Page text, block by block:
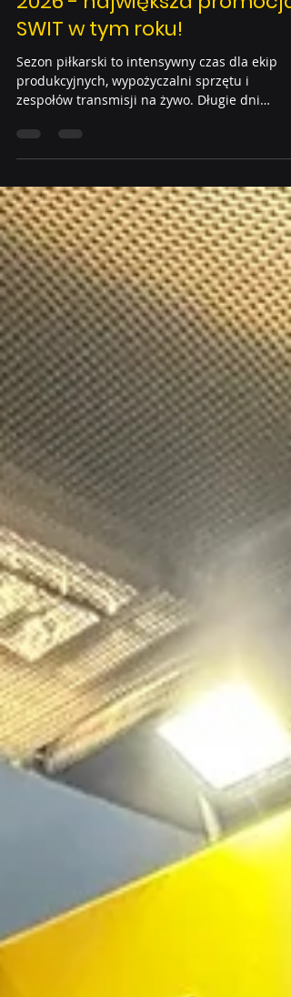
Football Season Promotion
2026 - największa promocja
SWIT w tym roku!
Sezon piłkarski to intensywny czas dla ekip
zespołów transmisji na żywo. Długie dni
zdjęciowe, szybkie rotacje, realizacje w
Właśnie dlatego SWIT Europe uruchomił
największą promocję w tym roku, a my
do Waszej dyspozycji, żeby pomóc dobrać i
zamówić odpowiednie rozwiązania. W okresie
od 11 czerwca do 31 sierpnia 2026 wybrane
produkty SWIT dostępne są w promocyjnych
cenach kata